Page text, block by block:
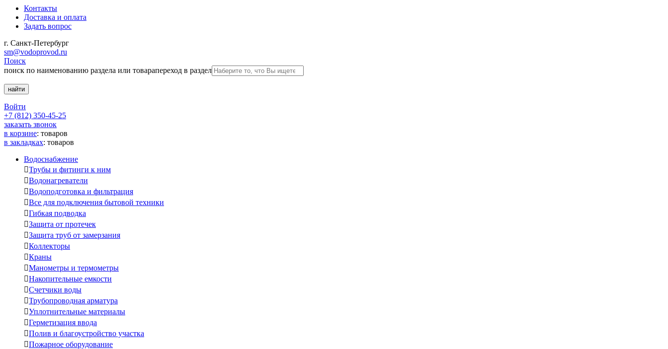
Контакты
Доставка и оплата
Задать вопрос
г. Санкт-Петербург
sm@vodoprovod.ru
Поиск
поиск по наименованию раздела или товарапереход в раздел
Войти
+7 (812) 350-45-25
заказать звонок
в корзине: товаров
в закладках: товаров
Водоснабжение
Трубы и фитинги к ним
Водонагреватели
Водоподготовка и фильтрация
Все для подключения бытовой техники
Гибкая подводка
Защита от протечек
Защита труб от замерзания
Коллекторы
Краны
Манометры и термометры
Накопительные емкости
Счетчики воды
Трубопроводная арматура
Уплотнительные материалы
Герметизация ввода
Полив и благоустройство участка
Пожарное оборудование